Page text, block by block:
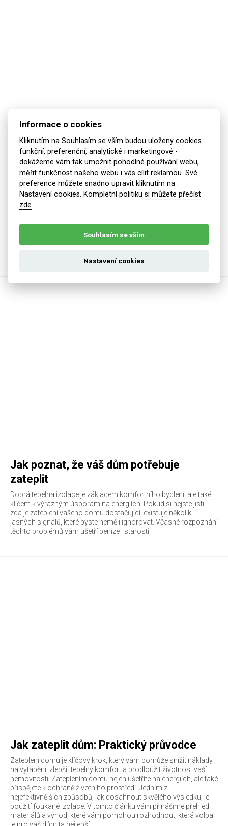
Tepelné ztráty v rodinných domech a jak
je řešit
Tepelné ztráty jsou často opomíjeným problémem, který může
výrazně ovlivnit nejen komfort vašeho domova, ale i výdaje na
energii. Pokud máte pocit, že váš dům není dostatečně tepelně
se na účinná řešení, jako je foukaná izolace. V tomto článku se
podíváme na to, jak foukané izolace mohou řešit problémy s
Jak poznat, že váš dům potřebuje
zateplit
Dobrá tepelná izolace je základem komfortního bydlení, ale také
klíčem k výrazným úsporám na energiích. Pokud si nejste jisti,
zda je zateplení vašeho domu dostačující, existuje několik
jasných signálů, které byste neměli ignorovat. Včasné rozpoznání
těchto problémů vám ušetří peníze i starosti.
Jak zateplit dům: Praktický průvodce
Zateplení domu je klíčový krok, který vám pomůže snížit náklady
na vytápění, zlepšit tepelný komfort a prodloužit životnost vaší
nemovitosti. Zateplením domu nejen ušetříte na energiích, ale také
přispějete k ochraně životního prostředí. Jedním z
nejefektivnějších způsobů, jak dosáhnout skvělého výsledku, je
použití foukané izolace. V tomto článku vám přinášíme přehled
materiálů a výhod, které vám pomohou rozhodnout, která volba
Informace o cookies
Kliknutím na Souhlasím se vším budou uloženy cookies
funkční, preferenční, analytické i marketingové -
dokážeme vám tak umožnit pohodlné používání webu,
měřit funkčnost našeho webu i vás cílit reklamou. Své
preference můžete snadno upravit kliknutím na
Nastavení cookies. Kompletní politikusi můžete přečíst
zde.
Souhlasím se vším
Nastavení cookies